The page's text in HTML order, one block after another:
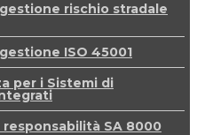
rischio stradale
ISO 45001
per i Sistemi di
responsabilità SA 8000